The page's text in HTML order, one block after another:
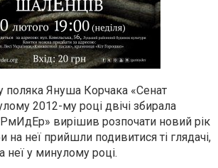
поляка Януша Корчака «Сенат
2012-му році двічі збирала
вирішив розпочати новий рік
на неї прийшли подивитися ті глядачі,
неї у минулому році.